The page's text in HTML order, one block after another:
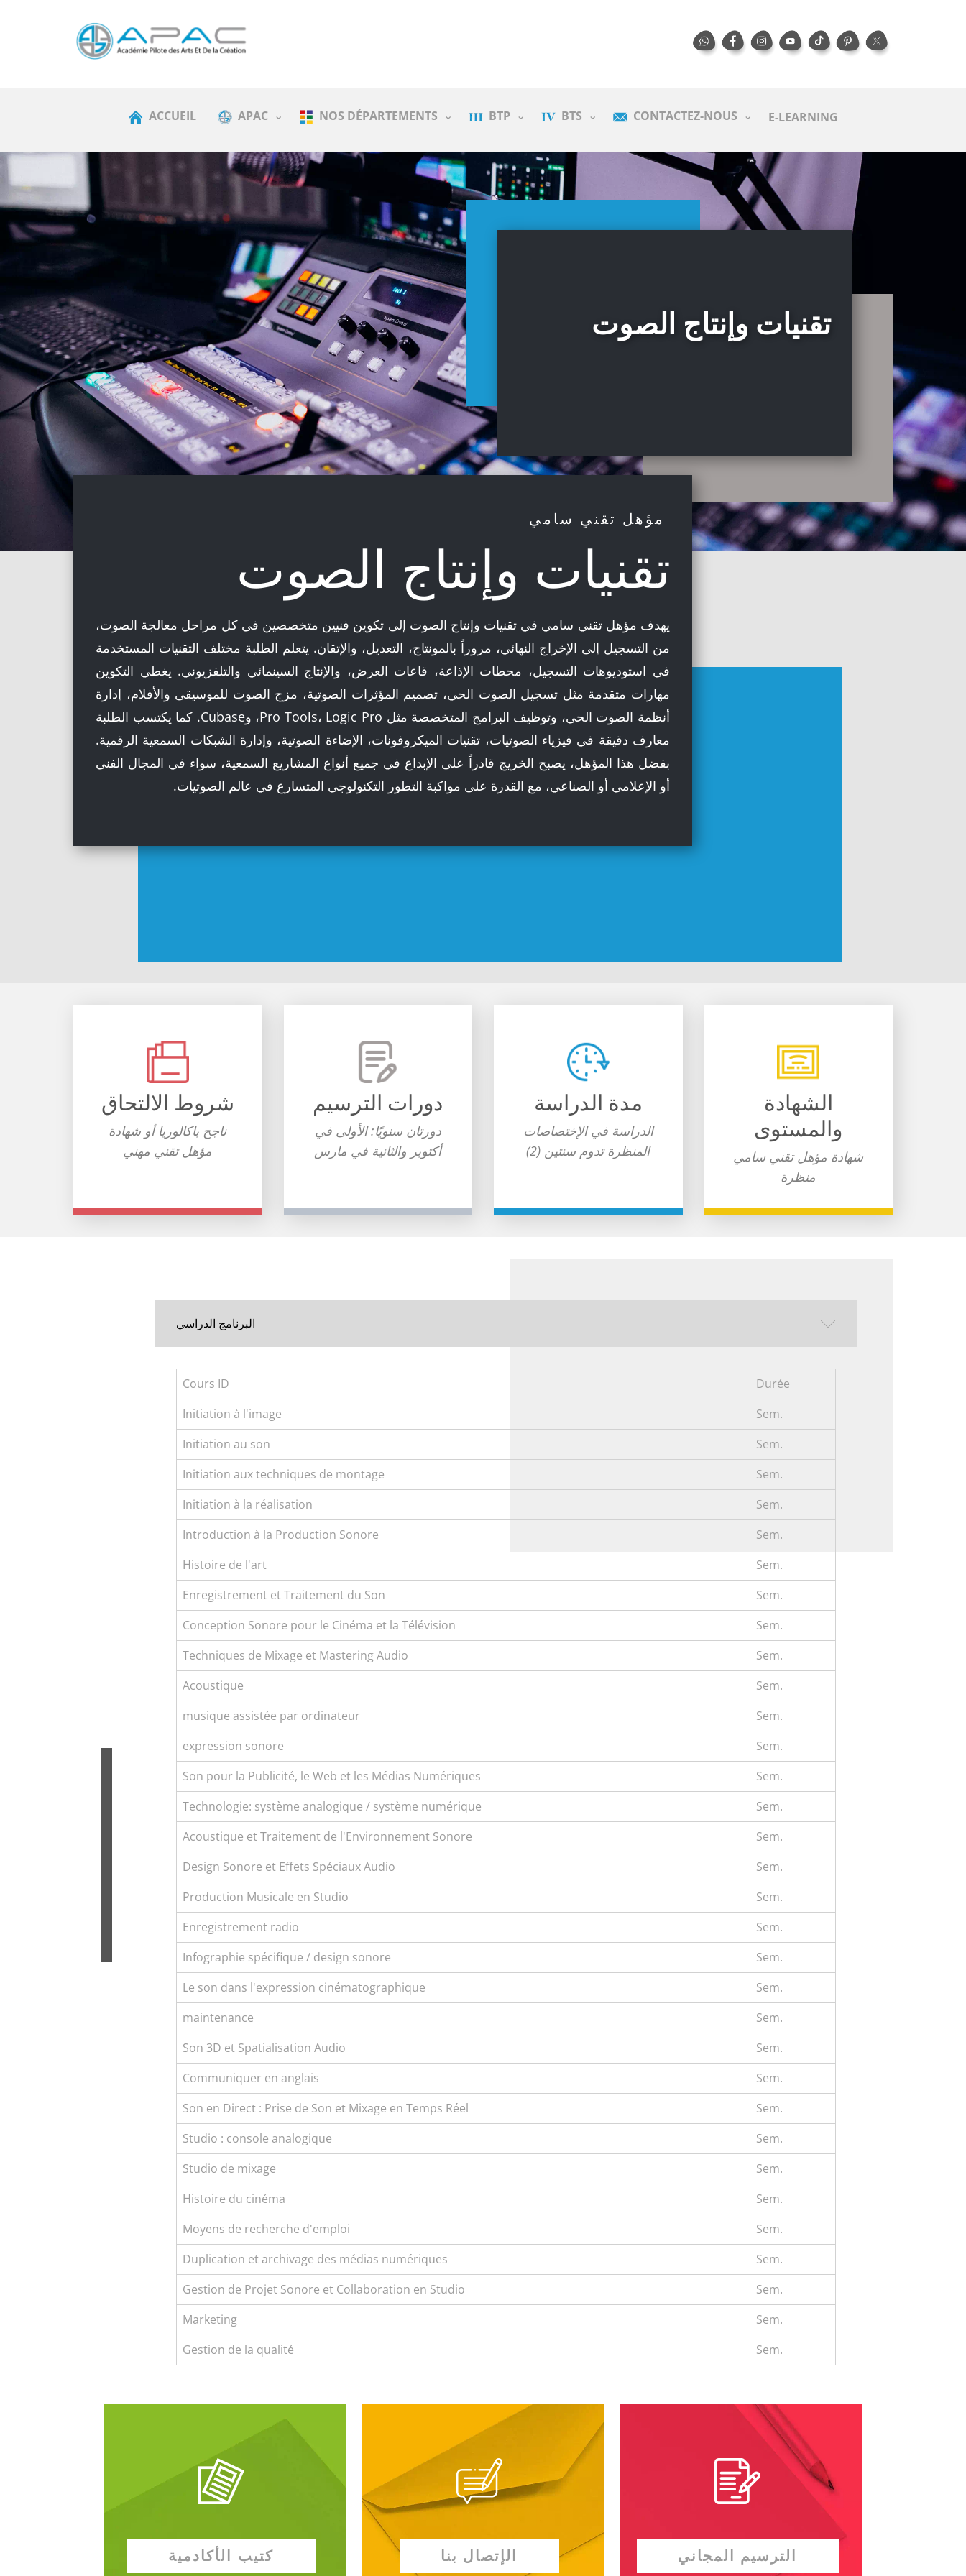
ACCUEIL APAC NOS DÉPARTEMENTS BTP BTS CONTACTEZ-NOUS E-LEARNING
تقنيات وإنتاج الصوت
تقنيات وإنتاج الصوت
يهدف مؤهل تقني سامي في تقنيات وإنتاج الصوت إلى تكوين فنيين متخصصين في كل مراحل معالجة الصوت،
من التسجيل إلى الإخراج النهائي، مروراً بالمونتاج، التعديل، والإتقان. يتعلم الطلبة مختلف التقنيات المستخدمة
في استوديوهات التسجيل، محطات الإذاعة، قاعات العرض، والإنتاج السينمائي والتلفزيوني. يغطي التكوين
مهارات متقدمة مثل تسجيل الصوت الحي، تصميم المؤثرات الصوتية، مزج الصوت للموسيقى والأفلام، إدارة
أنظمة الصوت الحي، وتوظيف البرامج المتخصصة مثل Pro Tools، Logic Pro، وCubase. كما يكتسب الطلبة
معارف دقيقة في فيزياء الصوتيات، تقنيات الميكروفونات، الإضاءة الصوتية، وإدارة الشبكات السمعية الرقمية.
بفضل هذا المؤهل، يصبح الخريج قادراً على الإبداع في جميع أنواع المشاريع السمعية، سواء في المجال الفني
أو الإعلامي أو الصناعي، مع القدرة على مواكبة التطور التكنولوجي المتسارع في عالم الصوتيات.
شروط الالتحاق
ناجح باكالوريا أو شهادة
مؤهل تقني مهني
دورات الترسيم
دورتان سنويًا: الأولى في
أكتوبر والثانية في مارس
مدة الدراسة
الدراسة في الإختصاصات
المنظرة تدوم سنتين (2)
الشهادة
والمستوى
شهادة ​مؤهل تقني ​سامي
منظرة
Cours ID
Durée
Initiation à l'image
Sem.
Initiation au son
Sem.
Initiation aux techniques de montage
Sem.
Initiation à la réalisation
Sem.
Introduction à la Production Sonore
Sem.
Histoire de l'art
Sem.
Enregistrement et Traitement du Son
Sem.
Conception Sonore pour le Cinéma et la Télévision
Sem.
Techniques de Mixage et Mastering Audio
Sem.
Acoustique
Sem.
musique assistée par ordinateur
Sem.
expression sonore
Sem.
Son pour la Publicité, le Web et les Médias Numériques
Sem.
Technologie: système analogique / système numérique
Sem.
Acoustique et Traitement de l'Environnement Sonore
Sem.
Design Sonore et Effets Spéciaux Audio
Sem.
Production Musicale en Studio
Sem.
Enregistrement radio
Sem.
Infographie spécifique / design sonore
Sem.
Le son dans l'expression cinématographique
Sem.
maintenance
Sem.
Son 3D et Spatialisation Audio
Sem.
Communiquer en anglais
Sem.
Son en Direct : Prise de Son et Mixage en Temps Réel
Sem.
Studio : console analogique
Sem.
Studio de mixage
Sem.
Histoire du cinéma
Sem.
Moyens de recherche d'emploi
Sem.
Duplication et archivage des médias numériques
Sem.
Gestion de Projet Sonore et Collaboration en Studio
Sem.
Marketing
Sem.
Gestion de la qualité
Sem.
كتيب الأكادمية الإتصال بنا الترسيم المجاني